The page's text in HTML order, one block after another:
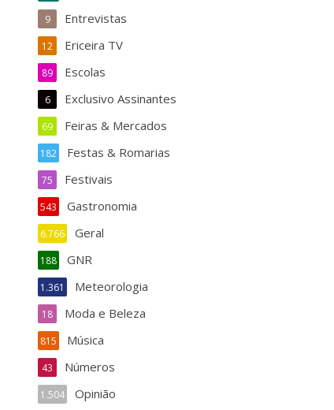
Entrevistas
9
Ericeira TV
12
Escolas
89
Exclusivo Assinantes
6
Feiras & Mercados
69
Festas & Romarias
182
Festivais
75
Gastronomia
543
Geral
6.766
GNR
188
Meteorologia
1.361
Moda e Beleza
18
Música
815
Números
43
Opinião
1.504